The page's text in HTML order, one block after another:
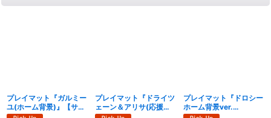
プレイマット『ガルミー
ユ(ホーム背景)』【サプ
ライ】{-}《-》
プレイマット『ドライツ
ェーン＆アリサ(応援イ
ラスト)』【サプライ】
プレイマット『ドロシー
ホーム背景ver.
(RAGE2026/幕張)』